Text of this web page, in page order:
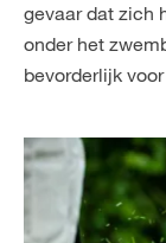
gevaar dat zich
onder het
bevorderlijk